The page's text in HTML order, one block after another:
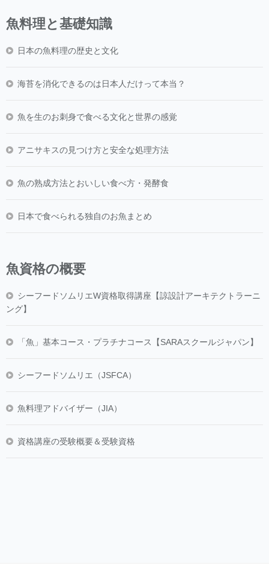
魚料理と基礎知識
日本の魚料理の歴史と文化
海苔を消化できるのは日本人だけって本当？
魚を生のお刺身で食べる文化と世界の感覚
アニサキスの見つけ方と安全な処理方法
魚の熟成方法とおいしい食べ方・発酵食
日本で食べられる独自のお魚まとめ
魚資格の概要
シーフードソムリエW資格取得講座【諒設計アーキテクトラーニ
ング】
「魚」基本コース・プラチナコース【SARAスクールジャパン】
シーフードソムリエ（JSFCA）
魚料理アドバイザー（JIA）
資格講座の受験概要＆受験資格